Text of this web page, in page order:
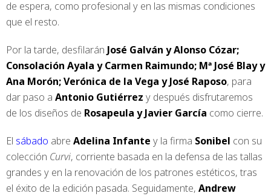
de espera, como profesional y en las mismas condiciones
que el resto.
Por la tarde, desfilarán José Galván y Alonso Cózar;
Consolación Ayala y Carmen Raimundo; Mª José Blay y
Ana Morón; Verónica de la Vega y José Raposo, para
dar paso a Antonio Gutiérrez y después disfrutaremos
de los diseños de Rosapeula y Javier García como cierre.
El sábado abre Adelina Infante y la firma Sonibel con su
colección Curvi, corriente basada en la defensa de las tallas
grandes y en la renovación de los patrones estéticos, tras
el éxito de la edición pasada. Seguidamente, Andrew